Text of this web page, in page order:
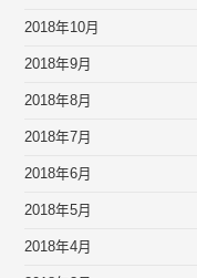
2018年10月
2018年9月
2018年8月
2018年7月
2018年6月
2018年5月
2018年4月